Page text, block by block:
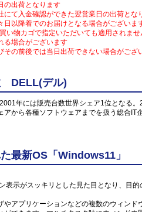
の出荷となります
て入金確認ができた翌営業日の出荷とな
以降着でのお届けとなる場合がございま
い物カゴで指定いただいても適用されませ
る場合がございます
の前後では当日出荷できない場合がござ
DELL(デル)
年には販売台数世界シェア1位となる。
から各種ソフトウェアまでを扱う総合IT
最新OS「Windows11」
表示がスッキリとした見た目となり、目的
アプリケーションなどの複数のウィンド